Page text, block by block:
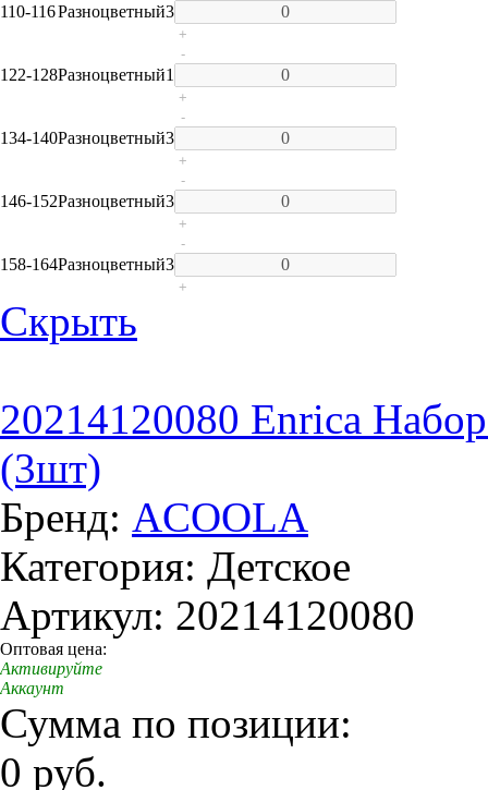
110-116Разноцветный3
+
122-128Разноцветный1
-
+
134-140Разноцветный3
-
+
146-152Разноцветный3
-
+
158-164Разноцветный3
-
+
Скрыть
20214120080 Enrica
(3шт)
Бренд: ACOOLA
Категория: Детское
Артикул: 20214120080
Оптовая цена:
Активируйте
Аккаунт
Сумма по позиции:
0 руб.